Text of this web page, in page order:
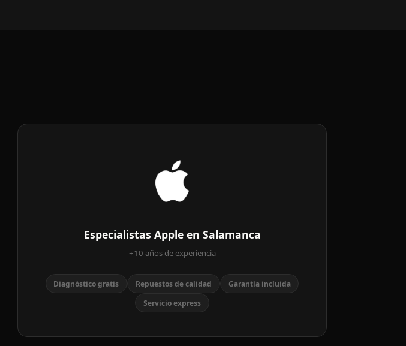
Especialistas Apple en Salamanca
+10 años de experiencia
Diagnóstico gratis Repuestos de calidad
Garantía incluida
Servicio express